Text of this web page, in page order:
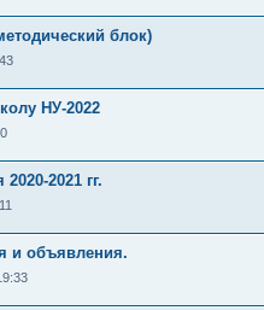
блок)
НУ-2022
2021 гг.
и объявления.